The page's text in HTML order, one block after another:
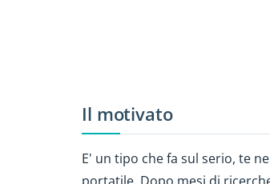
Il motivato
E' un tipo che fa sul serio, te
portatile. Dopo mesi di